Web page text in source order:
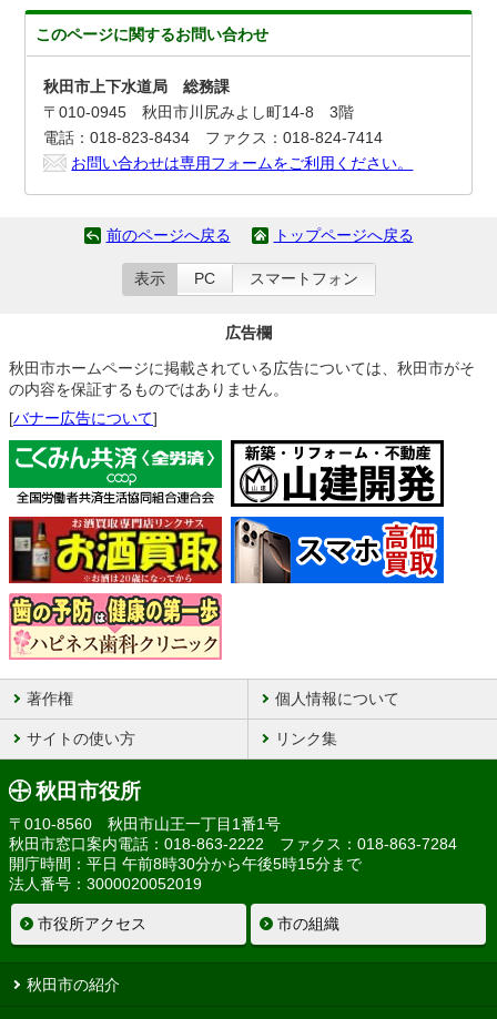
このページに関するお問い合わせ
秋田市上下水道局 総務課
〒010-0945 秋田市川尻みよし町14-8 3階
電話：018-823-8434 ファクス：018-824-7414
お問い合わせは専用フォームをご利用ください。
前のページへ戻る トップページへ戻る
表示 PC スマートフォン
広告欄
秋田市ホームページに掲載されている広告については、秋田市がそ
の内容を保証するものではありません。
[バナー広告について]
著作権 個人情報について
サイトの使い方 リンク集
秋田市役所
〒010-8560 秋田市山王一丁目1番1号
秋田市窓口案内電話：018-863-2222 ファクス：018-863-7284
開庁時間：平日 午前8時30分から午後5時15分まで
法人番号：3000020052019
市役所アクセス 市の組織
秋田市の紹介